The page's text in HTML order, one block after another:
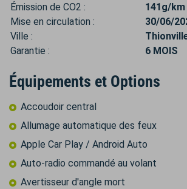
Émission de CO2 :
141g/km
Mise en circulation :
30/06/
Ville :
Garantie :
6 MOIS
Équipements et Options
Accoudoir central
Allumage automatique des feux
Apple Car Play / Android Auto
Auto-radio commandé au volant
Avertisseur d'angle mort